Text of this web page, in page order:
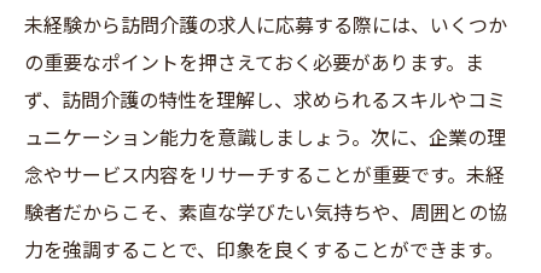
未経験から訪問介護の求人に応募する際には、いくつか
の重要なポイントを押さえておく必要があります。ま
ず、訪問介護の特性を理解し、求められるスキルやコミ
ュニケーション能力を意識しましょう。次に、企業の理
念やサービス内容をリサーチすることが重要です。未経
験者だからこそ、素直な学びたい気持ちや、周囲との協
力を強調することで、印象を良くすることができます。